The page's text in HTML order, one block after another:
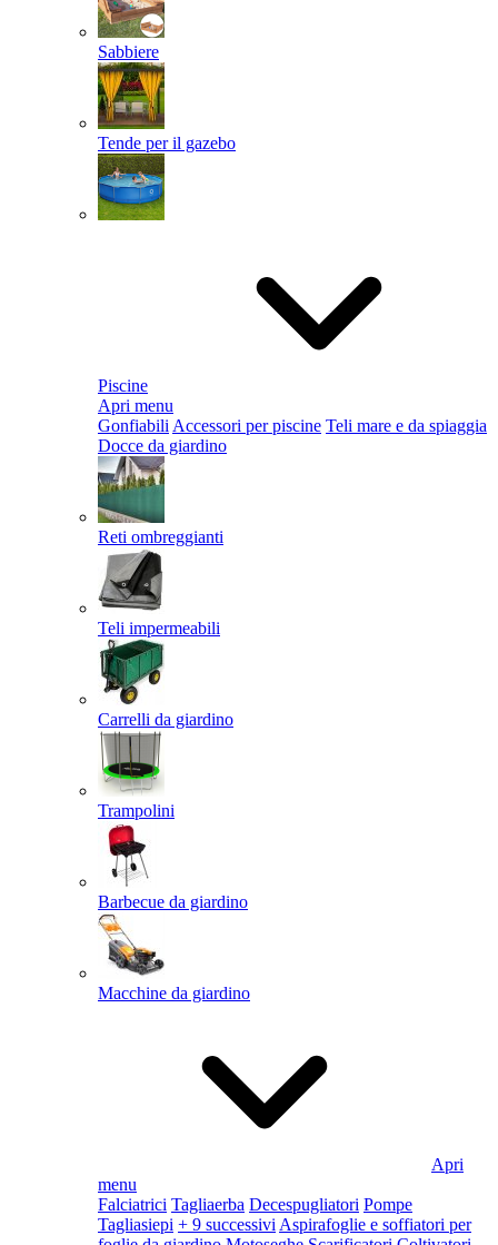
Sabbiere
Tende per il gazebo
Piscine
Apri menu
Gonfiabili Accessori per piscine Teli mare e da spiaggia
Docce da giardino
Reti ombreggianti
Teli impermeabili
Carrelli da giardino
Trampolini
Barbecue da giardino
Macchine da giardino
Apri
menu
Falciatrici Tagliaerba Decespugliatori Pompe
Tagliasiepi + 9 successivi Aspirafoglie e soffiatori per